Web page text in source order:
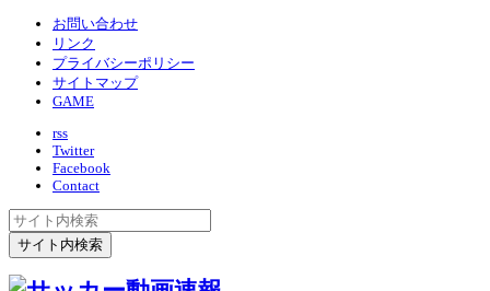
お問い合わせ
リンク
プライバシーポリシー
サイトマップ
GAME
rss
Twitter
Facebook
Contact